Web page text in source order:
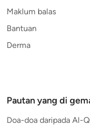
Maklum balas
Bantuan
Derma
Pautan yang di
Doa-doa daripada Al-